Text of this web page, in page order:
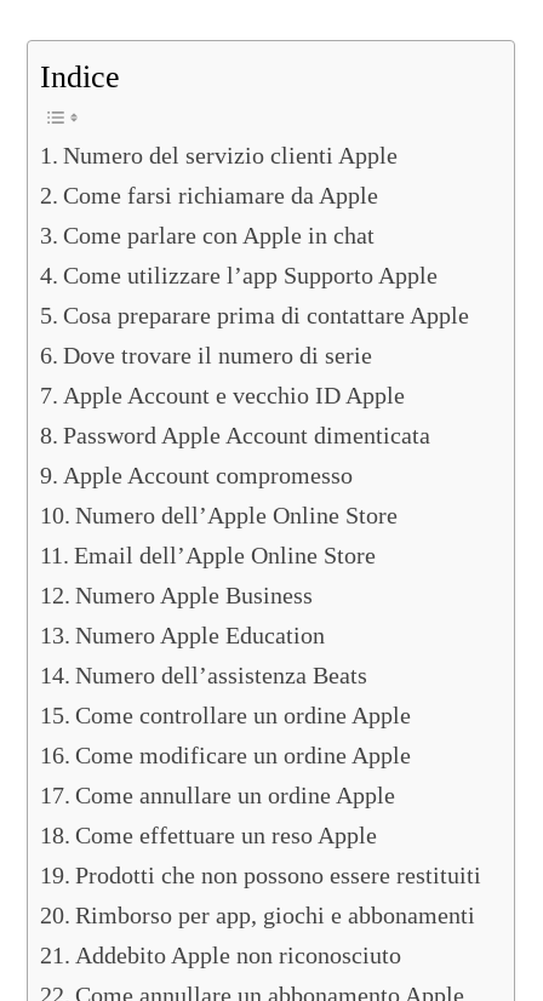
Indice
Numero del servizio clienti Apple
Come farsi richiamare da Apple
Come parlare con Apple in chat
Come utilizzare l’app Supporto Apple
Cosa preparare prima di contattare Apple
Dove trovare il numero di serie
Apple Account e vecchio ID Apple
Password Apple Account dimenticata
Apple Account compromesso
Numero dell’Apple Online Store
Email dell’Apple Online Store
Numero Apple Business
Numero Apple Education
Numero dell’assistenza Beats
Come controllare un ordine Apple
Come modificare un ordine Apple
Come annullare un ordine Apple
Come effettuare un reso Apple
Prodotti che non possono essere restituiti
Rimborso per app, giochi e abbonamenti
Addebito Apple non riconosciuto
Come annullare un abbonamento Apple